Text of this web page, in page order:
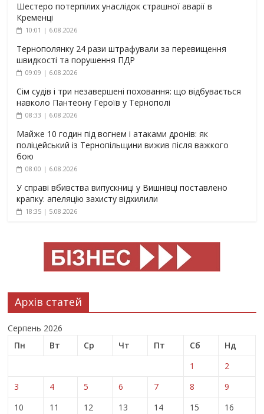
Шестеро потерпілих унаслідок страшної аварії в
Кременці
10:01 | 6.08.2026
Тернополянку 24 рази штрафували за перевищення
швидкості та порушення ПДР
09:09 | 6.08.2026
Сім судів і три незавершені поховання: що відбувається
навколо Пантеону Героїв у Тернополі
08:33 | 6.08.2026
Майже 10 годин під вогнем і атаками дронів: як
поліцейський із Тернопільщини вижив після важкого
бою
08:00 | 6.08.2026
У справі вбивства випускниці у Вишнівці поставлено
крапку: апеляцію захисту відхилили
18:35 | 5.08.2026
Архів статей
Серпень 2026
Пн
Вт Ср Чт Пт Сб
Нд
1
2
3
4 5 6 7 8
9
10
11 12 13 14 15
16